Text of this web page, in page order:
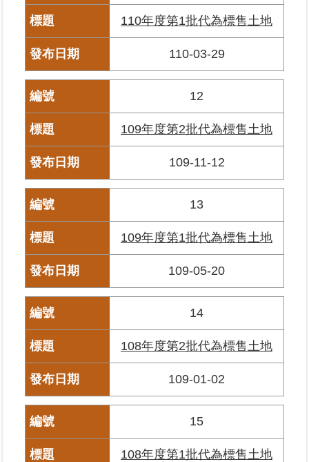
臺
北
隱
私
權
與
訊
安
全
政
策
絡
資
訊
各
科
電
話
政
府
網
110年度第1批代為標售土地
110-03-29
12
109年度第2批代為標售土地
109-11-12
13
109年度第1批代為標售土地
109-05-20
14
108年度第2批代為標售土地
109-01-02
15
108年度第1批代為標售土地